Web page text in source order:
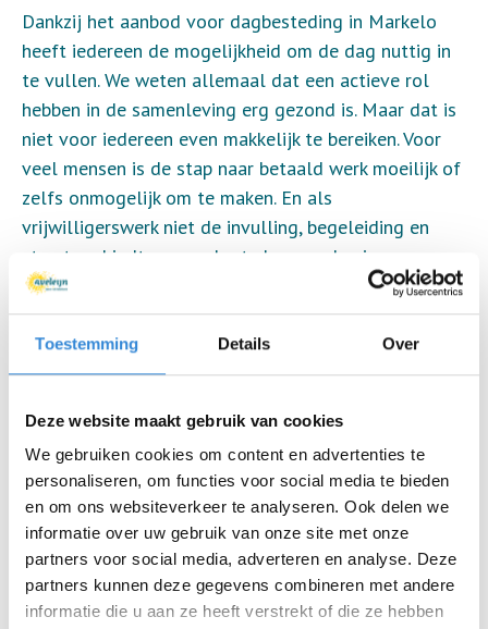
Toestemming Details Over
Deze website maakt gebruik van cookies
We gebruiken cookies om content en advertenties te
personaliseren, om functies voor social media te bieden
en om ons websiteverkeer te analyseren. Ook delen we
informatie over uw gebruik van onze site met onze
partners voor social media, adverteren en analyse. Deze
partners kunnen deze gegevens combineren met andere
informatie die u aan ze heeft verstrekt of die ze hebben
Dankzij het aanbod voor dagbesteding in Markelo
heeft iedereen de mogelijkheid om de dag nuttig in
te vullen. We weten allemaal dat een actieve rol
hebben in de samenleving erg gezond is. Maar dat is
niet voor iedereen even makkelijk te bereiken. Voor
veel mensen is de stap naar betaald werk moeilijk of
zelfs onmogelijk om te maken. En als
vrijwilligerswerk niet de invulling, begeleiding en
structuur biedt om verder te komen, dan is er maar
één alternatief. Dagbesteding in Markelo. Maar ook
deze vorm van daginvulling moet passend zijn bij de
deelnemer. Bij Aveleijn geloven we dat dagbesteding
moet bijdragen aan een goed gevoel aan
Omdat de aangeboden activiteiten moeten
aansluiten bij de deelnemer bieden wij hier meerdere
vormen van aan. Zo kan iedereen beschikken over een
passende daginvulling, aansluitend bij de behoeftes
van de cliënt.
Dagbesteding met meerwaarde in
Markelo